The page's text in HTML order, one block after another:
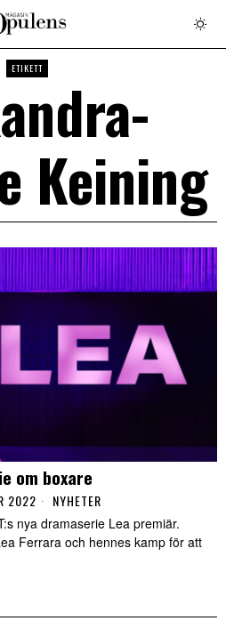
ETIKETT
Keining
om boxare
2022 NYHETER
nya dramaserie Lea premiär.
Ferrara och hennes kamp för att